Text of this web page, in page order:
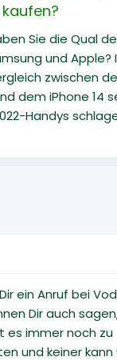
Sie die Qual
und Apple?
zwischen
dem iPhone 14
Handys
ein Anruf bei
Dir auch
es immer noch zu
und keiner